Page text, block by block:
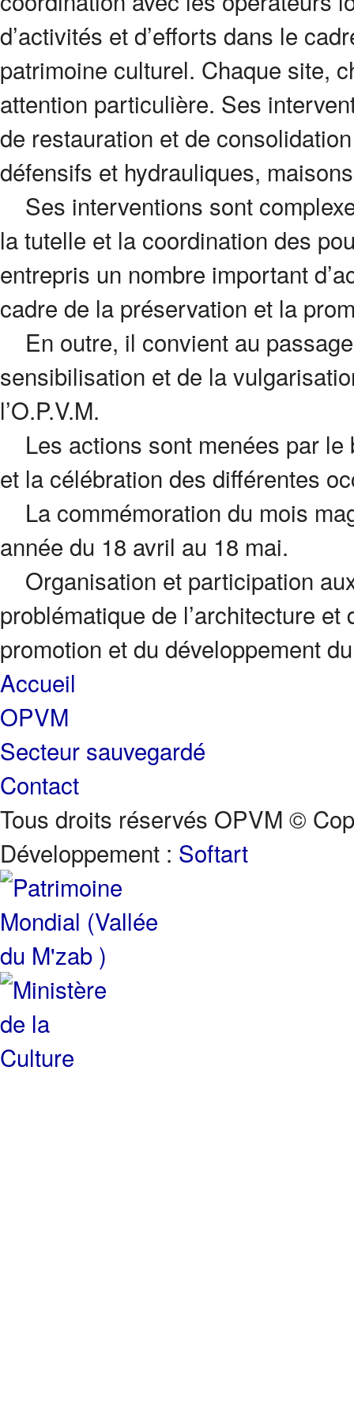
d’activités et d’efforts dans le
patrimoine culturel. Chaque site,
attention particulière. Ses
de restauration et de
défensifs et hydrauliques,
Ses interventions sont
la tutelle et la coordination des
entrepris un nombre important
cadre de la préservation et la
En outre, il convient au
sensibilisation et de la
l’O.P.V.M.
Les actions sont menées par le
et la célébration des différentes
La commémoration du mois
année du 18 avril au 18 mai.
Organisation et participation
problématique de l’architecture
promotion et du développement
Accueil
OPVM
Secteur sauvegardé
Contact
Tous droits réservés OPVM ©
Développement : Softart